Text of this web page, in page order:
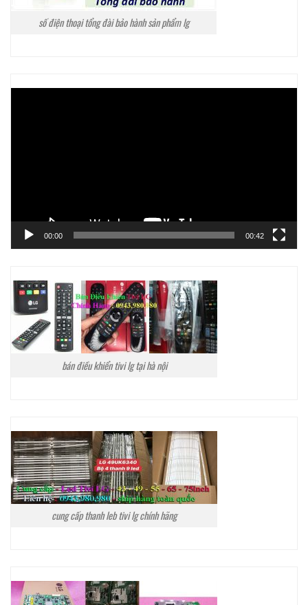
số điện thoại tổng đài bảo hành sản phẩm lg
00:00 00:42
bán điều khiển tivi lg tại hà nội
cung cấp thanh leb tivi lg chính hãng